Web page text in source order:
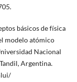
básicos de física
modelo atómico
Nacional
Argentina.